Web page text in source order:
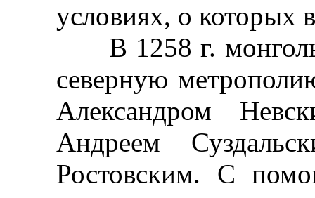
условиях, о которых
В 1258 г.
северную
Александром
Андреем
Ростовским. С